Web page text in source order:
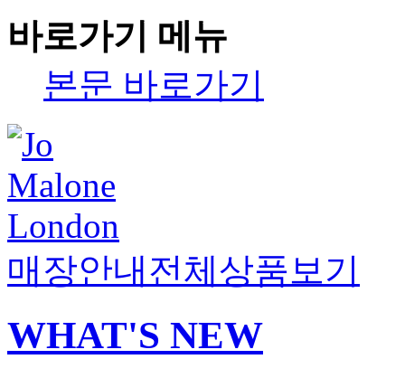
바로가기 메뉴
본문 바로가기
매장안내전체상품보기
WHAT'S NEW